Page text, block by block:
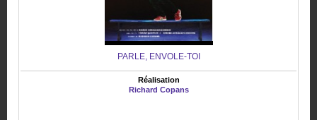
PARLE, ENVOLE-TOI
Réalisation
Richard Copans